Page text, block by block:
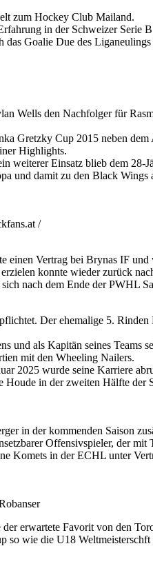
zum Hockey Club Mailand.
in der Schweizer
das Goalie Due des Liganeulings
Wells den Nachfolger für
Gretzky Cup 2015 neben
Highlights.
weiterer Einsatz blieb dem
und damit zu den Black
/
einen Vertrag bei Brynas IF
konnte wieder zurück
nach dem Ende der PWHL
Der ehemalige 5.
und als Kapitän seines
mit den Wheeling Nailers.
2025 wurde seine Karriere
in der zweiten Hälfte
in der kommenden Saison
Offensivspieler, der
Komets in der ECHL unter
erwartete Favorit von den
wie die U18